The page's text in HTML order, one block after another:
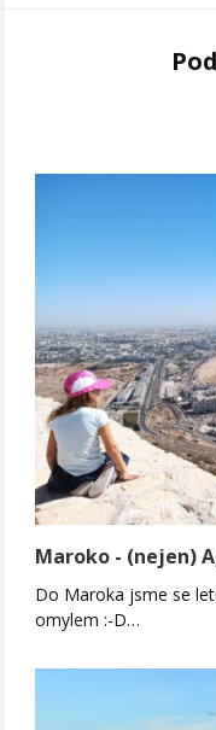
Maroko - (nejen)
Do Maroka jsme se
omylem :-D…